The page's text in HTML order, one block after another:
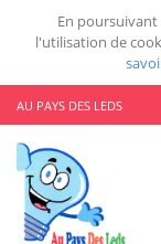
En
l'utilisation de
AU PAYS DES LEDS